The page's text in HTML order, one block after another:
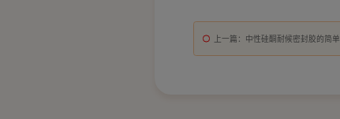
上一篇 ：中性硅酮耐候密封胶的简